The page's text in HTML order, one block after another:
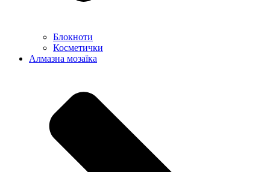
Блокноти
Косметички
Алмазна мозаїка